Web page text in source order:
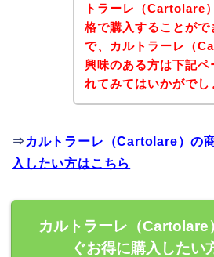
トラーレ（Cartolare
格で購入することがで
で、カルトラーレ（
興味のある方は下記ペ
れてみてはいかがでし
⇒ カルトラーレ（Cartolare）の
入したい方はこちら
カルトラーレ（Cartolare
ぐお得に購入したい